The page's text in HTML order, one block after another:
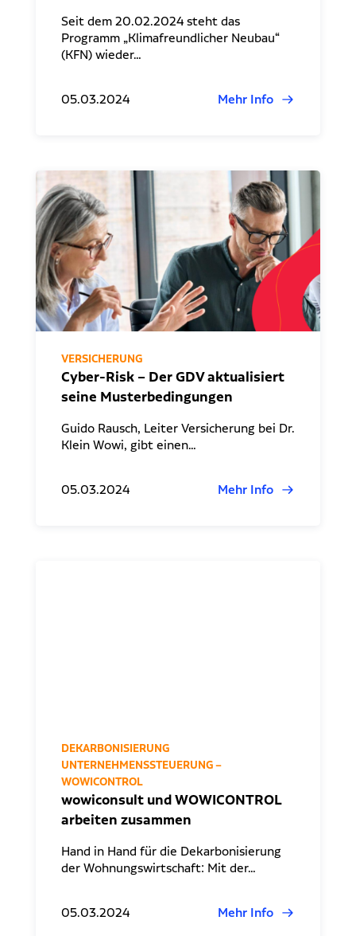
Seit dem 20.02.2024 steht das
Programm „Klimafreundlicher Neubau“
(KFN) wieder…
05.03.2024 Mehr Info
VERSICHERUNG
Cyber-Risk – Der GDV aktualisiert
seine Musterbedingungen
Guido Rausch, Leiter Versicherung bei Dr.
Klein Wowi, gibt einen…
05.03.2024 Mehr Info
DEKARBONISIERUNG
UNTERNEHMENSSTEUERUNG –
WOWICONTROL
wowiconsult und WOWICONTROL
arbeiten zusammen
Hand in Hand für die Dekarbonisierung
der Wohnungswirtschaft: Mit der…
05.03.2024 Mehr Info